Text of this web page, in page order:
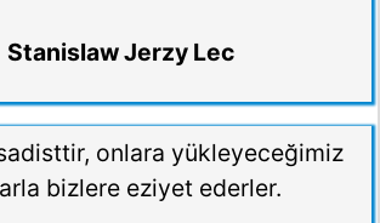
Stanislaw Jerzy Lec
onlara yükleyeceğimiz
bizlere eziyet ederler.